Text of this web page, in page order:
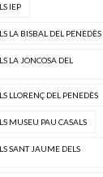
IEP
LA BISBAL DEL PENEDÈS
LA JONCOSA DEL
LLORENÇ DEL PENEDÈS
MUSEU PAU CASALS
SANT JAUME DELS